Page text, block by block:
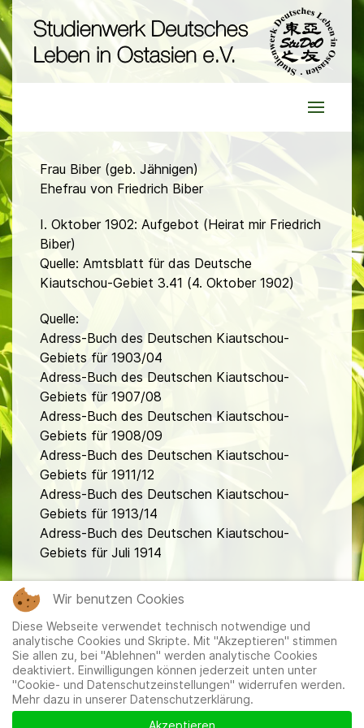
Frau Biber (geb. Jähnigen)
Ehefrau von Friedrich Biber
I. Oktober 1902: Aufgebot (Heirat mir Friedrich
Biber)
Quelle: Amtsblatt für das Deutsche
Kiautschou-Gebiet 3.41 (4. Oktober 1902)
Quelle:
Adress-Buch des Deutschen Kiautschou-
Gebiets für 1903/04
Adress-Buch des Deutschen Kiautschou-
Gebiets für 1907/08
Adress-Buch des Deutschen Kiautschou-
Gebiets für 1908/09
Adress-Buch des Deutschen Kiautschou-
Gebiets für 1911/12
Adress-Buch des Deutschen Kiautschou-
Gebiets für 1913/14
Adress-Buch des Deutschen Kiautschou-
Gebiets für Juli 1914
Mitglieder|Impressum|Datenschutzerklärung|Cookie-
und Datenschutzeinstellungen
Wir benutzen Cookies
Diese Webseite verwendet technisch notwendige und
analytische Cookies und Skripte. Mit "Akzeptieren" stimmen
Sie allen zu, bei "Ablehnen" werden analytische Cookies
deaktiviert. Einwilligungen können jederzeit unten unter
"Cookie- und Datenschutzeinstellungen" widerrufen werden.
Mehr dazu in unserer Datenschutzerklärung.
Akzeptieren